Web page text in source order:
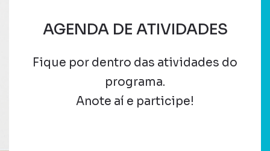
AGENDA DE ATIVIDADES
Fique por dentro das atividades do
programa.
Anote aí e participe!